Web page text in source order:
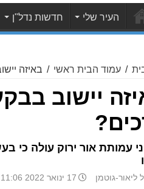
העיר שלי חדשות נדל"ן
/ עמוד הבית ראשי / באיזה
יישוב
ליאור-גוטמן 17 ינואר 2022 11:06